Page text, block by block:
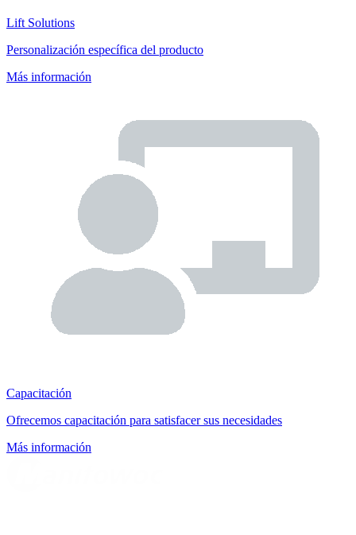
Lift Solutions
Personalización específica del producto
Más información
Capacitación
Ofrecemos capacitación para satisfacer sus necesidades
Más información